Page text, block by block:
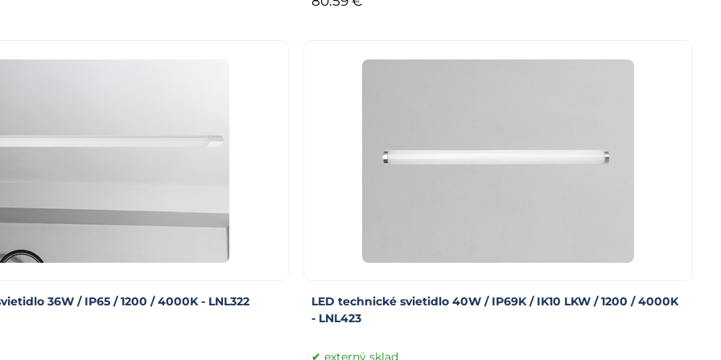
36W / IP65 / 1200 / 4000K - LNL322
LED technické svietidlo 40W / IP69K / IK10 LKW / 1200 / 4000K
- LNL423